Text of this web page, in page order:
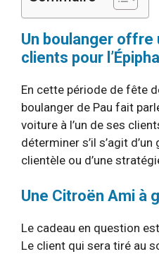
Un boulanger offre
clients pour
En cette période de fête
boulanger de Pau fait
voiture à l’un de ses
déterminer s’il s’agit
clientèle ou d’une
Une Citroën Ami à
Le cadeau en question
Le client qui sera tiré au